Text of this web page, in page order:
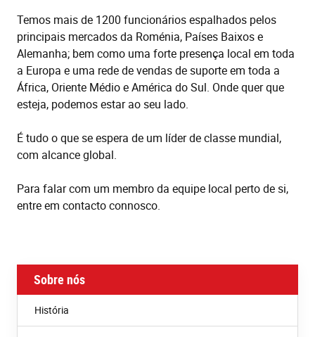
Temos mais de 1200 funcionários espalhados pelos
principais mercados da Roménia, Países Baixos e
Alemanha; bem como uma forte presença local em toda
a Europa e uma rede de vendas de suporte em toda a
África, Oriente Médio e América do Sul. Onde quer que
esteja, podemos estar ao seu lado.
É tudo o que se espera de um líder de classe mundial,
com alcance global.
Para falar com um membro da equipe local perto de si,
entre em contacto connosco.
Sobre nós
História